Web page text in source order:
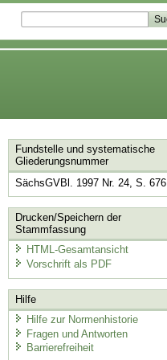
Fundstelle und systematische
Gliederungsnummer
SächsGVBl. 1997 Nr. 24, S. 676
Drucken/Speichern der
Stammfassung
HTML-Gesamtansicht
Vorschrift als PDF
Hilfe
Hilfe zur Normenhistorie
Fragen und Antworten
Barrierefreiheit